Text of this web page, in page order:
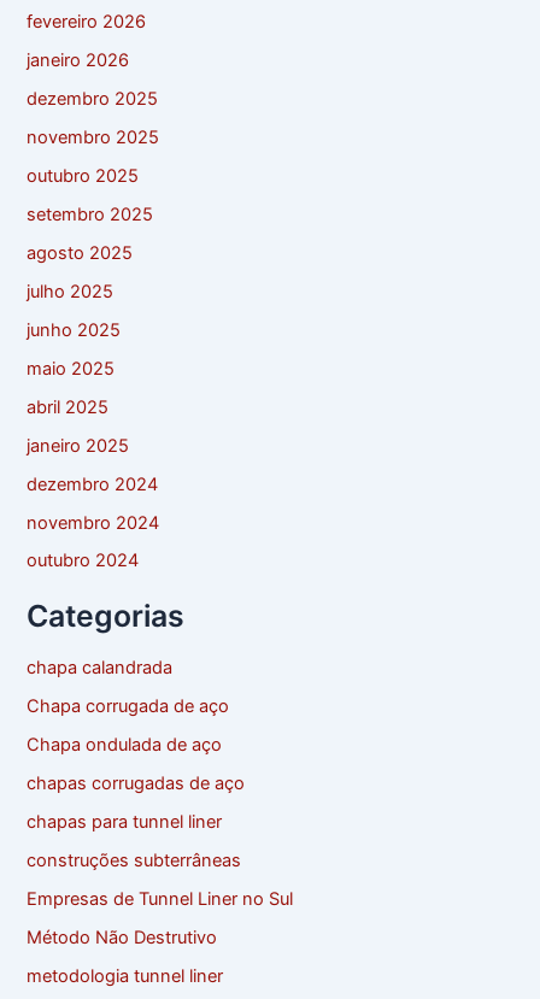
fevereiro 2026
janeiro 2026
dezembro 2025
novembro 2025
outubro 2025
setembro 2025
agosto 2025
julho 2025
junho 2025
maio 2025
abril 2025
janeiro 2025
dezembro 2024
novembro 2024
outubro 2024
Categorias
chapa calandrada
Chapa corrugada de aço
Chapa ondulada de aço
chapas corrugadas de aço
chapas para tunnel liner
construções subterrâneas
Empresas de Tunnel Liner no Sul
Método Não Destrutivo
metodologia tunnel liner